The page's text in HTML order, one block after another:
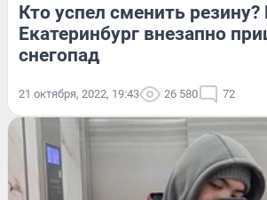
Кто успел сменить резину?
Екатеринбург внезапно
снегопад
21 октября, 2022, 19:43 26 580 72